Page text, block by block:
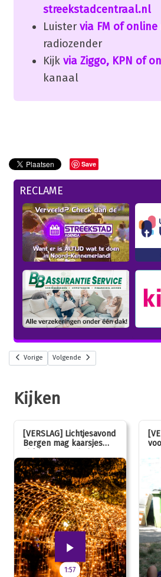
streekstadcentraal.nl
Luister via FM of online
radiozender
Kijk via Ziggo, KPN of
kanaal
Save
RECLAME
Vorige Volgende
Kijken
[VERSLAG] Lichtjesavond
Bergen mag kaarsjes
jubileum!
1:57